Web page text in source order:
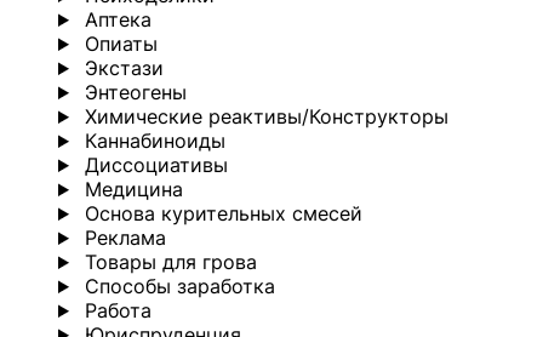
Аптека
Опиаты
Экстази
Энтеогены
Химические реактивы/Конструкторы
Каннабиноиды
Диссоциативы
Медицина
Основа курительных смесей
Реклама
Товары для грова
Способы заработка
Работа